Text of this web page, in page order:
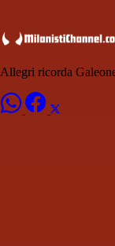
Allegri ricorda